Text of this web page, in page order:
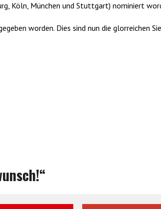
Köln, München und Stuttgart) nominiert
worden. Dies sind nun die glorreichen